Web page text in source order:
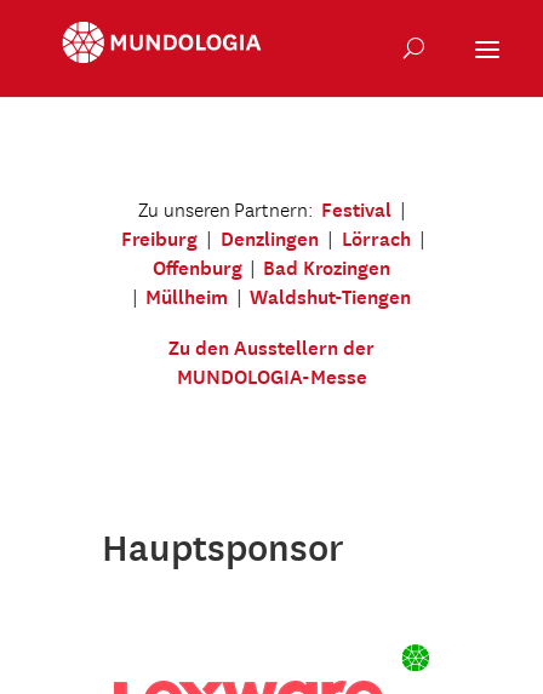
Zu unseren Partnern: Festival|
Freiburg | Denzlingen | Lörrach |
Offenburg | Bad Krozingen
| Müllheim | Waldshut-Tiengen
Zu den Ausstellern der
MUNDOLOGIA-Messe
Hauptsponsor